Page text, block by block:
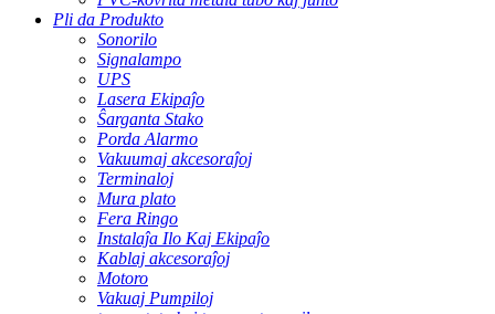
Pli da Produkto
Sonorilo
Signalampo
UPS
Lasera Ekipaĵo
Ŝarganta Stako
Porda Alarmo
Vakuumaj akcesoraĵoj
Terminaloj
Mura plato
Fera Ringo
Instalaĵa Ilo Kaj Ekipaĵo
Kablaj akcesoraĵoj
Motoro
Vakuaj Pumpiloj